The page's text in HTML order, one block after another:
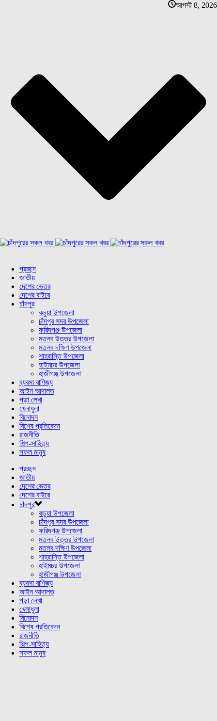
আগস্ট 8, 2026
প্রচ্ছদ
জাতীয়
দেশের ভেতর
দেশের বাইরে
চাঁদপুর
কচুয়া উপজেলা
চাঁদপুর সদর উপজেলা
ফরিদগঞ্জ উপজেলা
মতলব উত্তর উপজেলা
মতলব দক্ষিণ উপজেলা
শাহরাস্তি উপজেলা
হাইমচর উপজেলা
হাজীগঞ্জ উপজেলা
ব্যবসা বাণিজ্য
আইন আদালত
পড়া লেখা
খেলাধুলা
বিনোদন
বিশেষ প্রতিবেদন
রাজনীতি
শিল্প-সাহিত্য
সফল মানুষ
প্রচ্ছদ
জাতীয়
দেশের ভেতর
দেশের বাইরে
চাঁদপুর
কচুয়া উপজেলা
চাঁদপুর সদর উপজেলা
ফরিদগঞ্জ উপজেলা
মতলব উত্তর উপজেলা
মতলব দক্ষিণ উপজেলা
শাহরাস্তি উপজেলা
হাইমচর উপজেলা
হাজীগঞ্জ উপজেলা
ব্যবসা বাণিজ্য
আইন আদালত
পড়া লেখা
খেলাধুলা
বিনোদন
বিশেষ প্রতিবেদন
রাজনীতি
শিল্প-সাহিত্য
সফল মানুষ